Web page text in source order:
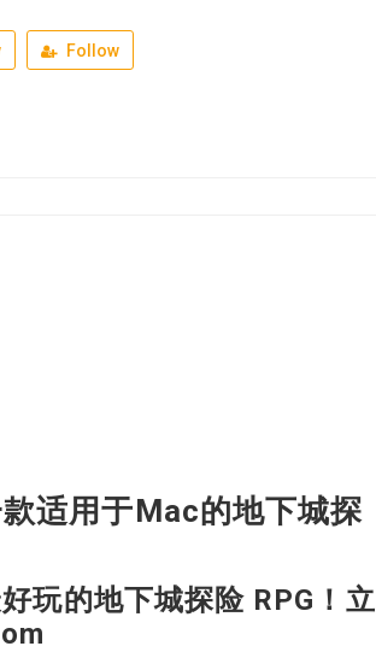
Follow
适用于Mac的地下城探
玩的地下城探险 RPG！立